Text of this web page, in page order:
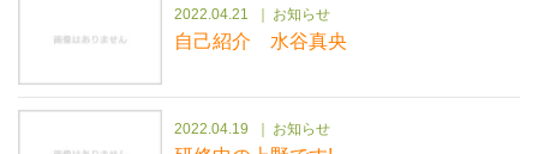
2022.04.21 お知らせ
自己紹介 水谷真央
2022.04.19 お知らせ